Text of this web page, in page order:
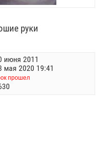
руки
июня 2011
мая 2020 19:41
прошел